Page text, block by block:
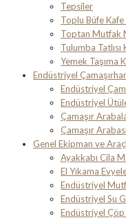
Tepsiler
Toplu Büfe
Toptan Mutfak
Tulumba
Yemek Taşıma
Endüstriyel
Endüstriyel
Endüstriyel
Çamaşır
Çamaşır
Genel Ekipman ve
Ayakkabı Cila
El Yıkama
Endüstriyel
Endüstriyel Su
Endüstriyel